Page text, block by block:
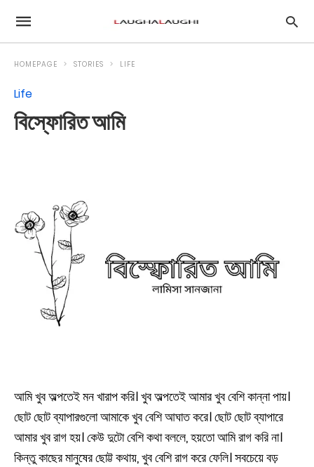
HOMEPAGE STORIES LIFE
Life
বিস্ফোরিত আমি
আমি খুব অল্পতেই মন খারাপ করি। খুব অল্পতেই আমার খুব বেশি কান্না পায়।
ছোট ছোট ব্যাপারগুলো আমাকে খুব বেশি আঘাত করে। ছোট ছোট ব্যাপারে
আমার খুব রাগ হয়। কেউ দুটো বেশি কথা বললে, হয়তো আমি রাগ করি না।
কিন্তু কাছের মানুষের ছোট্ট কথায়, খুব বেশি রাগ করে ফেলি। সবচেয়ে বড়